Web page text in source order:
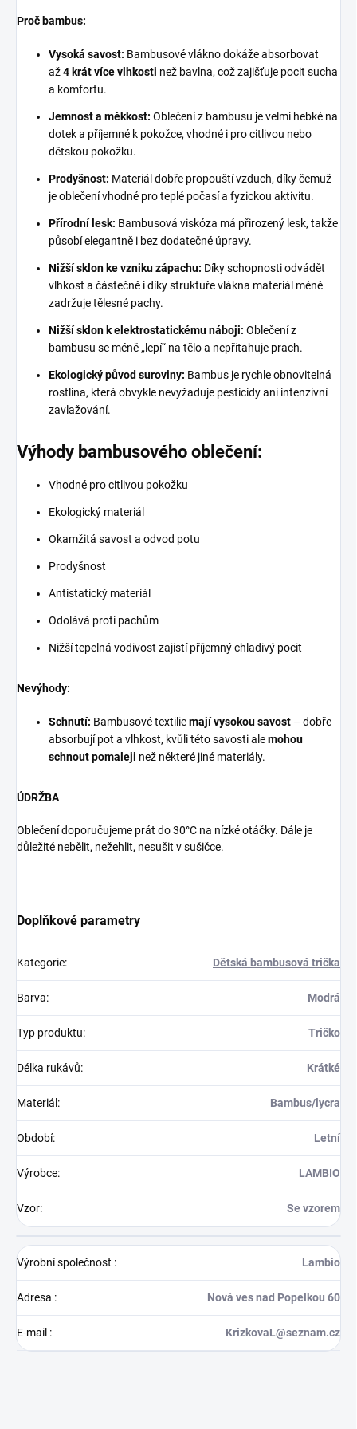
Proč bambus:
Vysoká savost: Bambusové vlákno dokáže absorbovat
až4 krát více vlhkosti než bavlna, což zajišťuje pocit sucha
a komfortu.
Jemnost a měkkost: Oblečení z bambusu je velmi hebké na
dotek a příjemné k pokožce, vhodné i pro citlivou nebo
dětskou pokožku.
Prodyšnost: Materiál dobře propouští vzduch, díky čemuž
je oblečení vhodné pro teplé počasí a fyzickou aktivitu.
Přírodní lesk: Bambusová viskóza má přirozený lesk, takže
působí elegantně i bez dodatečné úpravy.
Nižší sklon ke vzniku zápachu: Díky schopnosti odvádět
vlhkost a částečně i díky struktuře vlákna materiál méně
zadržuje tělesné pachy.
Nižší sklon k elektrostatickému náboji: Oblečení z
bambusu se méně „lepí“ na tělo a nepřitahuje prach.
Ekologický původ suroviny: Bambus je rychle obnovitelná
rostlina, která obvykle nevyžaduje pesticidy ani intenzivní
zavlažování.
Výhody bambusového oblečení:
Vhodné pro citlivou pokožku
Ekologický materiál
Okamžitá savost a odvod potu
Prodyšnost
Antistatický materiál
Odolává proti pachům
Nižší tepelná vodivost zajistí příjemný chladivý pocit
Nevýhody:
Schnutí: Bambusové textiliemají vysokou savost – dobře
absorbují pot a vlhkost, kvůli této savosti alemohou
schnout pomaleji než některé jiné materiály.
ÚDRŽBA
Oblečení doporučujeme prát do 30°C na nízké otáčky. Dále je
důležité nebělit, nežehlit, nesušit v sušičce.
Doplňkové parametry
Kategorie: Dětská bambusová trička
Barva: Modrá
Typ produktu: Tričko
Délka rukávů: Krátké
Materiál : Bambus/lycra
Období: Letní
Výrobce: LAMBIO
Vzor: Se vzorem
Výrobní společnost : Lambio
Adresa : Nová ves nad Popelkou 60
E-mail : KrizkovaL@seznam.cz